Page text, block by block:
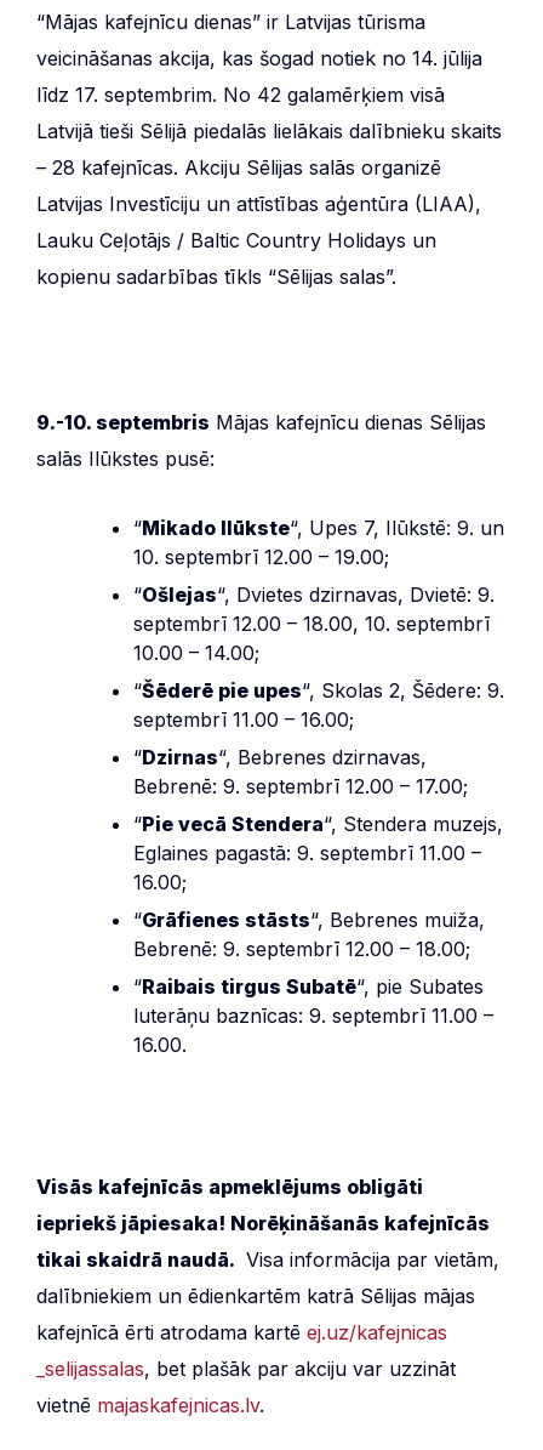
“Mājas kafejnīcu dienas” ir Latvijas tūrisma
veicināšanas akcija, kas šogad notiek no 14. jūlija
līdz 17. septembrim. No 42 galamērķiem visā
Latvijā tieši Sēlijā piedalās lielākais dalībnieku skaits
– 28 kafejnīcas. Akciju Sēlijas salās organizē
Latvijas Investīciju un attīstības aģentūra (LIAA),
Lauku Ceļotājs / Baltic Country Holidays un
kopienu sadarbības tīkls “Sēlijas salas”.
9.-10. septembris Mājas kafejnīcu dienas Sēlijas
salās Ilūkstes pusē:
“Mikado Ilūkste“, Upes 7, Ilūkstē: 9. un
10. septembrī 12.00 – 19.00;
“Ošlejas“, Dvietes dzirnavas, Dvietē: 9.
septembrī 12.00 – 18.00, 10. septembrī
10.00 – 14.00;
“Šēderē pie upes“, Skolas 2, Šēdere: 9.
septembrī 11.00 – 16.00;
“Dzirnas“, Bebrenes dzirnavas,
Bebrenē: 9. septembrī 12.00 – 17.00;
“Pie vecā Stendera“, Stendera muzejs,
Eglaines pagastā: 9. septembrī 11.00 –
16.00;
“Grāfienes stāsts“, Bebrenes muiža,
Bebrenē: 9. septembrī 12.00 – 18.00;
“Raibais tirgus Subatē“, pie Subates
luterāņu baznīcas: 9. septembrī 11.00 –
16.00.
Visās kafejnīcās apmeklējums obligāti
iepriekš jāpiesaka! Norēķināšanās kafejnīcās
tikai skaidrā naudā. Visa informācija par vietām,
dalībniekiem un ēdienkartēm katrā Sēlijas mājas
kafejnīcā ērti atrodama kartē ej.uz/kafejnicas
_selijassalas, bet plašāk par akciju var uzzināt
vietnē majaskafejnicas.lv.